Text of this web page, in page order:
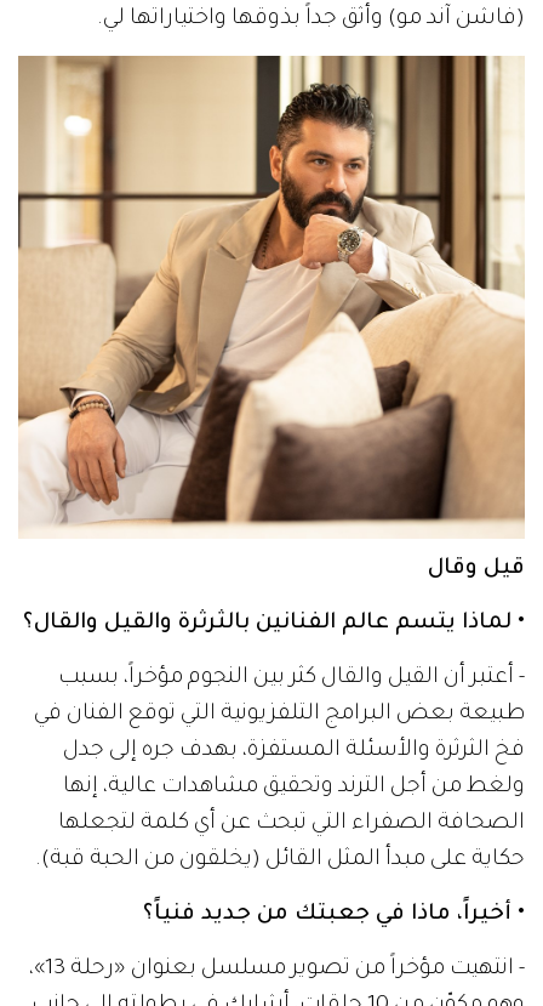
(فاشن آند مو) وأثق جداً بذوقها واختياراتها لي.
قيل وقال
• لماذا يتسم عالم الفنانين بالثرثرة والقيل والقال؟
- أعتبر أن القيل والقال كثر بين النجوم مؤخراً، بسبب
طبيعة بعض البرامج التلفزيونية التي توقع الفنان في
فخ الثرثرة والأسئلة المستفزة، بهدف جره إلى جدل
ولغط من أجل الترند وتحقيق مشاهدات عالية، إنها
الصحافة الصفراء التي تبحث عن أي كلمة لتجعلها
حكاية على مبدأ المثل القائل (يخلقون من الحبة قبة).
• أخيراً، ماذا في جعبتك من جديد فنياً؟
- انتهيت مؤخراً من تصوير مسلسل بعنوان «رحلة 13»،